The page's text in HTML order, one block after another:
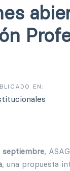
EN:
septiembre,
, una propuesta